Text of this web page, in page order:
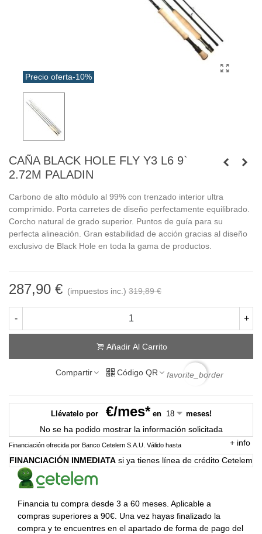
Precio oferta-10%
CAÑA BLACK HOLE FLY Y3 L6 9`
2.72M PALADIN
Carbono de alto módulo al 99% con trenzado interior ultra
comprimido. Porta carretes de diseño perfectamente equilibrado.
Corcho natural de grado superior. Puntos de guía para su
perfecta alineación. Gran estabilidad de acción gracias al diseño
exclusivo de Black Hole en toda la gama de productos.
287,90 € (impuestos inc.) 319,89 €
- +
Añadir Al Carrito
Compartir Código QR favorite_border
Llévatelo por €/mes*en meses!
No se ha podido mostrar la información solicitada
Financiación ofrecida por Banco Cetelem S.A.U. Válido hasta + info
FINANCIACIÓN INMEDIATA si ya tienes línea de crédito Cetelem
Financia tu compra desde 3 a 60 meses. Aplicable a
compras superiores a 90€. Una vez hayas finalizado la
compra y te encuentres en el apartado de forma de pago del